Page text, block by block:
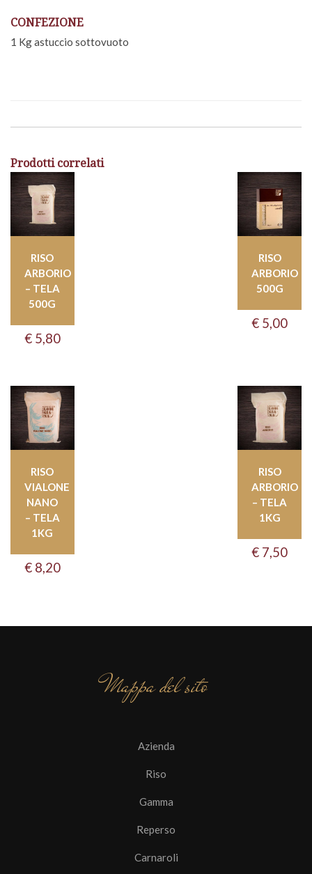
CONFEZIONE
1 Kg astuccio sottovuoto
Prodotti correlati
RISO
ARBORIO
– TELA
500G
€5,80
RISO
ARBORIO
500G
€ 5,00
RISO
VIALONE
NANO
– TELA
1KG
€8,20
RISO
ARBORIO
– TELA
1KG
€ 7,50
Mappa del sito
Azienda
Riso
Gamma
Reperso
Carnaroli